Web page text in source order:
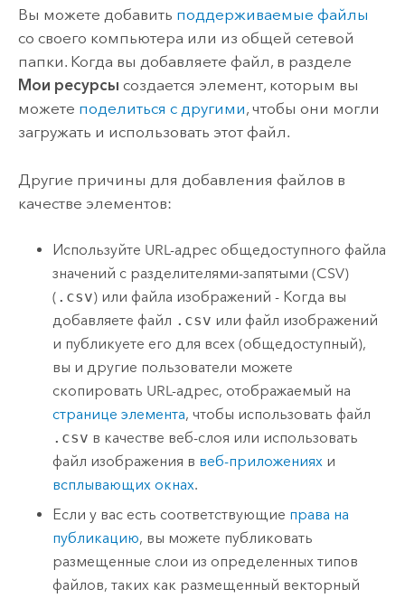
Вы можете добавить поддерживаемые файлы
со своего компьютера или из общей сетевой
папки.Когда вы добавляете файл, в разделе
Мои ресурсы создается элемент, которым вы
можете поделиться с другими, чтобы они могли
загружать и использовать этот файл.
Другие причины для добавления файлов в
качестве элементов:
Используйте URL-адрес общедоступного файла
значений с разделителями-запятыми (CSV)
( .csv) или файла изображений - Когда вы
добавляете файл .csv или файл изображений
и публикуете его для всех (общедоступный),
вы и другие пользователи можете
скопировать URL-адрес, отображаемый на
странице элемента, чтобы использовать файл
.csv в качестве веб-слоя или использовать
файл изображения в веб-приложениях и
всплывающих окнах.
Если у вас есть соответствующие права на
публикацию, вы можете публиковать
размещенные слои из определенных типов
файлов, таких как размещенный векторный